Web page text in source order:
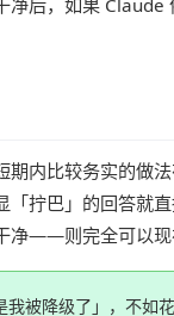
净后，如果 Claude
期内比较务实的做
「拧巴」的回答就
——则完全可以现
我被降级了」，不如